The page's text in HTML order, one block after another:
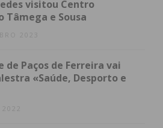
visitou Centro
Tâmega e Sousa
2023
de Paços de Ferreira vai
«Saúde, Desporto e